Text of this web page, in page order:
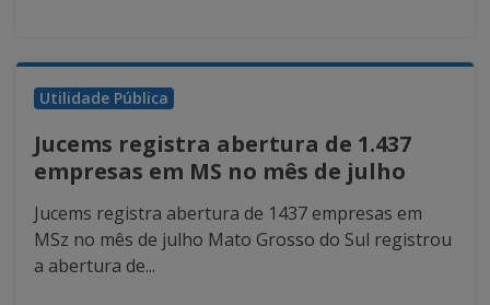
Utilidade Pública
Jucems registra abertura de 1.437
empresas em MS no mês de julho
Jucems registra abertura de 1437 empresas em
MSz no mês de julho Mato Grosso do Sul registrou
a abertura de...